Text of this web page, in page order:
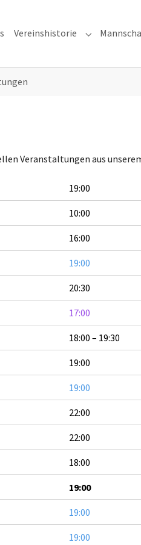
"Wir über uns"
Vereinshistorie Submenu
Veranstaltungen aus
19:00
10:00
16:00
19:00
20:30
17:00
18:00 – 19:30
19:00
19:00
22:00
22:00
18:00
19:00
19:00
19:00